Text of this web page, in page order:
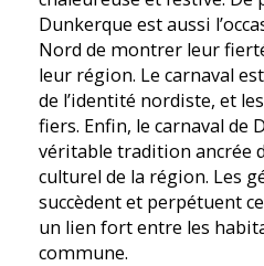
Dunkerque est aussi
Nord de montrer leur
leur région. Le carnaval
de l’identité nordiste, et
fiers. Enfin, le carnaval de
véritable tradition ancrée
culturel de la région. Les
succèdent et perpétuent
un lien fort entre les
commune.